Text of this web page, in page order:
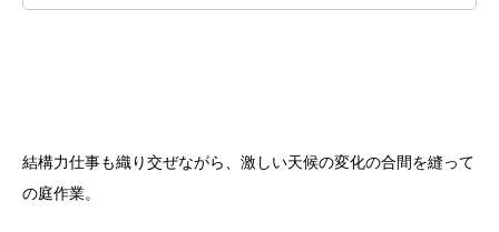
結構力仕事も織り交ぜながら、激しい天候の変化の合間を縫って
の庭作業。